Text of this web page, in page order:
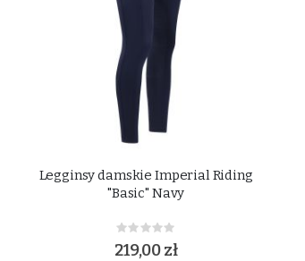
Legginsy damskie Imperial Riding
"Basic" Navy
Rating:
0%
219,00 zł